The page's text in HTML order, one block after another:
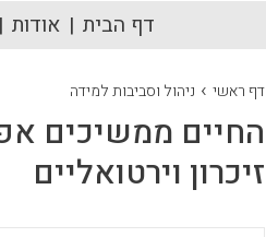
דף הבית אודות
דף ראשי › ניהול וסביבות למידה
החיים ממשיכים
זיכרון וירטואליים